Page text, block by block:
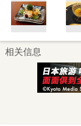
相关信息